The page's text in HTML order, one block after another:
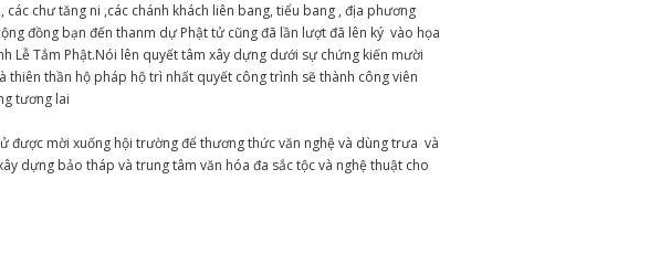
chư tăng ni ,các chánh khách liên bang, tiểu bang , địa phương
đồng bạn đến thanm dự Phật tử cũng đã lần lượt đã lên ký vào họa
Lễ Tắm Phật.Nói lên quyết tâm xây dựng dưới sự chứng kiến mười
thiên thần hộ pháp hộ trì nhất quyết công trình sẽ thành công viên
tương lai
được mời xuống hội trường để thương thức văn nghệ và dùng trưa và
dựng bảo tháp và trung tâm văn hóa đa sắc tộc và nghệ thuật cho